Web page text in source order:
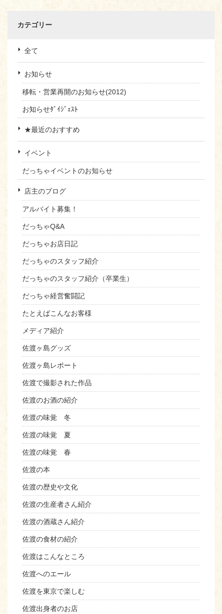
カテゴリー
全て
お知らせ
移転・営業再開のお知らせ(2012)
お知らせﾀﾞｲｼﾞｪｽﾄ
★最近のおすすめ
イベント
だっちゃイベントのお知らせ
店主のブログ
アルバイト募集！
だっちゃQ&A
だっちゃお店日記
だっちゃのスタッフ紹介
だっちゃのスタッフ紹介（卒業生）
だっちゃ経営奮闘記
たとえばこんなお客様
メディア紹介
佐渡ヶ島グッズ
佐渡ヶ島レポート
佐渡で撮影された作品
佐渡のお酒の紹介
佐渡の味覚 冬
佐渡の味覚 夏
佐渡の味覚 春
佐渡の本
佐渡の歴史や文化
佐渡の生産者さん紹介
佐渡の酒蔵さん紹介
佐渡の食材の紹介
佐渡はこんなところ
佐渡へのエール
佐渡を東京で楽しむ
佐渡出身者のお店